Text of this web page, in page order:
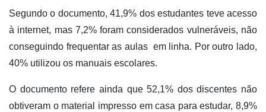
Segundo o documento, 41,9% dos estudantes teve acesso
à internet, mas 7,2% foram considerados vulneráveis, não
conseguindo frequentar as aulas em linha. Por outro lado,
40% utilizou os manuais escolares.
O documento refere ainda que 52,1% dos discentes não
obtiveram o material impresso em casa para estudar, 8,9%